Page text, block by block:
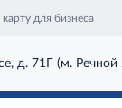
для бизнеса
д. 71Г (м. Речной